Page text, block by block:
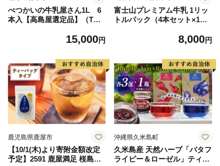
べつかいの牛乳屋さん1L 6
本入【高島屋選定品】（TK0
15,000円
富士山プレミアム牛乳 1リッ
トルパック（4本セット×1
8,000円
鹿児島県鹿屋市
【10/1(木)より寄附金額改定
予定】2591 鹿屋満足 桜島溶
沖縄県久米島町
久米島産 天然ハーブ「バタフ
ライピー＆ローゼル」ティー